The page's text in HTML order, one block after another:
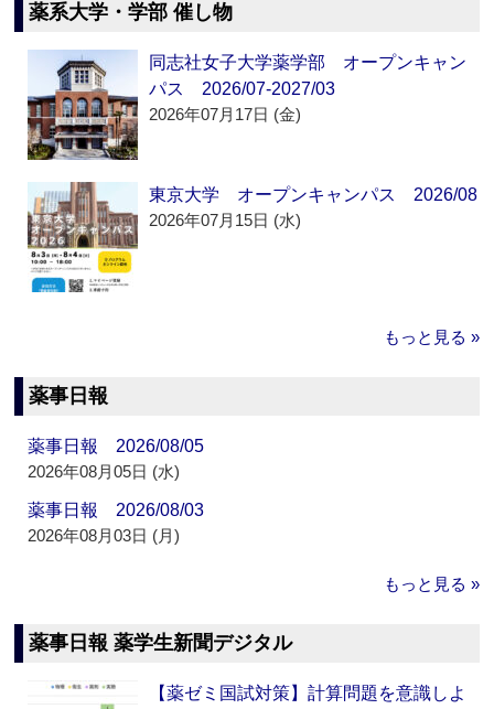
薬系大学・学部 催し物
同志社女子大学薬学部 オープンキャン
パス 2026/07-2027/03
2026年07月17日 (金)
東京大学 オープンキャンパス 2026/08
2026年07月15日 (水)
もっと見る »
薬事日報
薬事日報 2026/08/05
2026年08月05日 (水)
薬事日報 2026/08/03
2026年08月03日 (月)
もっと見る »
薬事日報 薬学生新聞デジタル
【薬ゼミ国試対策】計算問題を意識しよ